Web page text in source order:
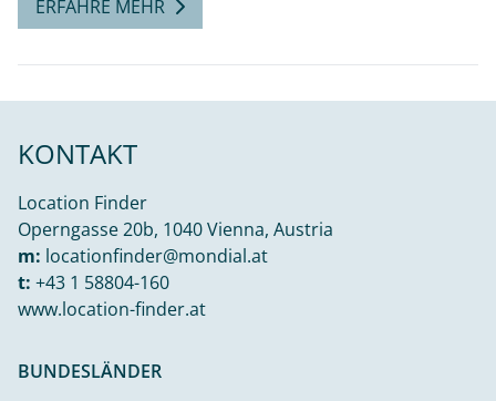
ERFAHRE MEHR
KONTAKT
Location Finder
Operngasse 20b, 1040 Vienna, Austria
m: locationfinder@mondial.at
t: +43 1 58804-160
www.location-finder.at
BUNDESLÄNDER